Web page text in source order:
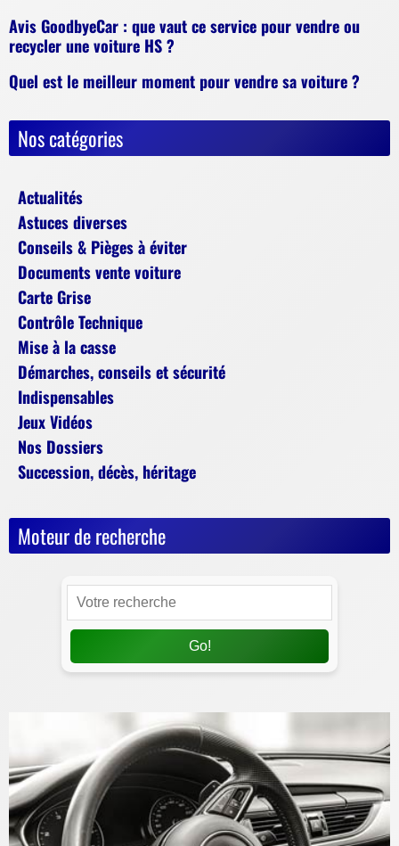
Avis GoodbyeCar : que vaut ce service pour vendre ou
recycler une voiture HS ?
Quel est le meilleur moment pour vendre sa voiture ?
Nos catégories
Actualités
Astuces diverses
Conseils & Pièges à éviter
Documents vente voiture
Carte Grise
Contrôle Technique
Mise à la casse
Démarches, conseils et sécurité
Indispensables
Jeux Vidéos
Nos Dossiers
Succession, décès, héritage
Moteur de recherche
Go!